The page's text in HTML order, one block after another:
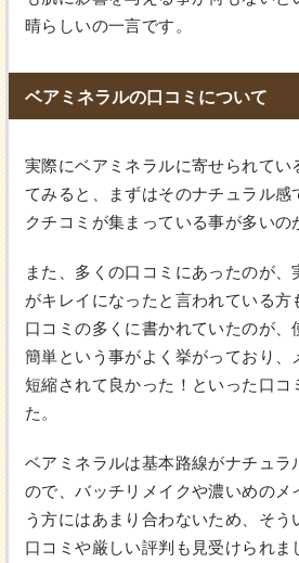
晴らしいの一言です。
ベアミネラルの口コミについて
実際にベアミネラルに寄せられてい
てみると、まずはそのナチュラル感
クチコミが集まっている事が多いの
また、多くの口コミにあったのが
がキレイになったと言われている方
口コミの多くに書かれていたのが、
簡単という事がよく挙がっており、
短縮されて良かった！といった口コ
た。
ベアミネラルは基本路線がナチュラ
ので、バッチリメイクや濃いめのメ
う方にはあまり合わないため、そ
口コミや厳しい評判も見受けられま